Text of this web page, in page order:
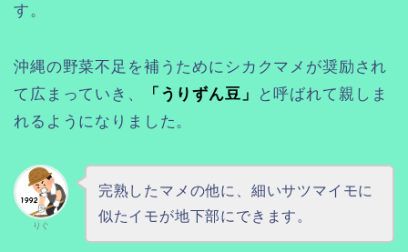
す。
沖縄の野菜不足を補うためにシカクマメが奨励され
て広まっていき、
「うりずん豆」
と呼ばれて親しま
れるようになりました。
りぐ
完熟したマメの他に、細いサツマイモに
似たイモが地下部にできます。